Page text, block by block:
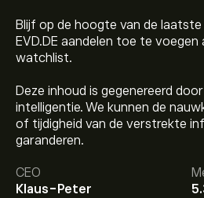
Blijf op de hoogte van de
EVD.DE aandelen toe te voegen
watchlist.
Deze inhoud is gegenereerd
intelligentie. We kunnen de
of tijdigheid van de verstrekte
garanderen.
CEO
Klaus-Peter
De huidige koers van EVD.DE is